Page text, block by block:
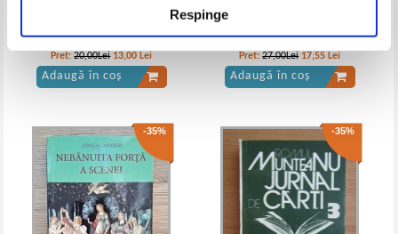
Respinge
moderne in poezia romaneasca
de azi
Pret:20,00Lei 13,00 Lei
Adaugă în coș
Eugene van Itterbeek - Cahiers
Emil Cioran. Approches critiques
(volumul 8)
Pret:27,00Lei 17,55 Lei
Adaugă în coș
-35% -35%